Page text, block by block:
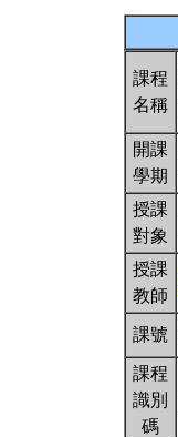
課程
名稱
開課
學期
授課
對象
授課
教師
課號
課程
識別
碼